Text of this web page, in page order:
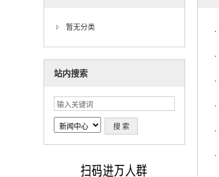
暂无分类
站内搜索
·
·
·
·
·
·